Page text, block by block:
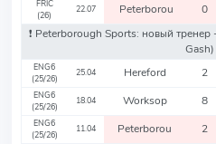
FRIC
(26)
22.07 Peterborou 0
❗️ Peterborough Sports: новый
Gash)
ENG6
(25/26)
25.04 Hereford 2
ENG6
(25/26)
18.04 Worksop 8
ENG6
(25/26)
11.04 Peterborou 2